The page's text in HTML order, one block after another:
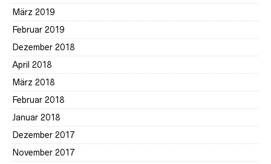
März 2019
Februar 2019
Dezember 2018
April 2018
März 2018
Februar 2018
Januar 2018
Dezember 2017
November 2017